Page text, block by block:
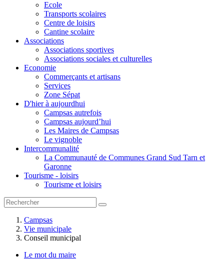
Ecole
Transports scolaires
Centre de loisirs
Cantine scolaire
Associations
Associations sportives
Associations sociales et culturelles
Economie
Commerçants et artisans
Services
Zone Sépat
D'hier à aujourdhui
Campsas autrefois
Campsas aujourd’hui
Les Maires de Campsas
Le vignoble
Intercommunalité
La Communauté de Communes Grand Sud Tarn et
Garonne
Tourisme - loisirs
Tourisme et loisirs
Campsas
Vie municipale
Conseil municipal
Le mot du maire